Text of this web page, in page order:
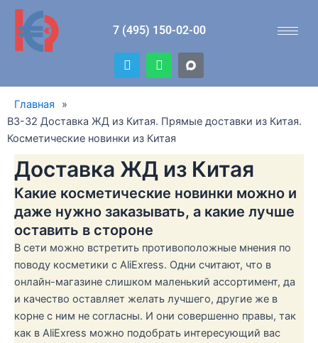
Перейти
содержимому
7 (495) 150-02-00
T
e
l
r
a
W
h
a
a
p
Главная
»
B3-32 Доставка ЖД из Китая. Прямые доставки из Китая.
Косметические новинки из Китая
Доставка ЖД из Китая
Какие косметические новинки можно и
даже нужно заказывать, а какие лучше
оставить в стороне
В сети можно встретить противоположные мнения по
поводу косметики с AliExress. Одни считают, что в
онлайн-магазине слишком маленький ассортимент, да
и качество оставляет желать лучшего, другие же в
корне с ним не согласны. И они совершенно правы, так
как в AliExress можно подобрать интересующий вас